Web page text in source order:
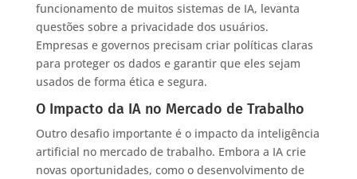
funcionamento de muitos sistemas de IA, levanta
questões sobre a privacidade dos usuários.
Empresas e governos precisam criar políticas claras
para proteger os dados e garantir que eles sejam
usados de forma ética e segura.
O Impacto da IA no Mercado de Trabalho
Outro desafio importante é o impacto da inteligência
artificial no mercado de trabalho. Embora a IA crie
novas oportunidades, como o desenvolvimento de